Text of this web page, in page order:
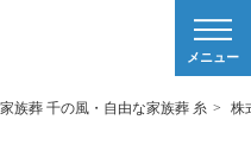
メニュー
族葬 千の風・自由な家族葬 糸 > 株